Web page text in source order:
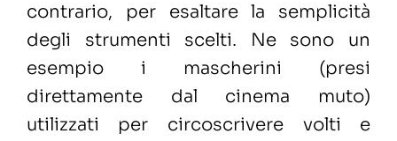
contrario, per esaltare la semplicità
degli strumenti scelti. Ne sono un
esempio i mascherini (presi
direttamente dal cinema muto)
utilizzati per circoscrivere volti e